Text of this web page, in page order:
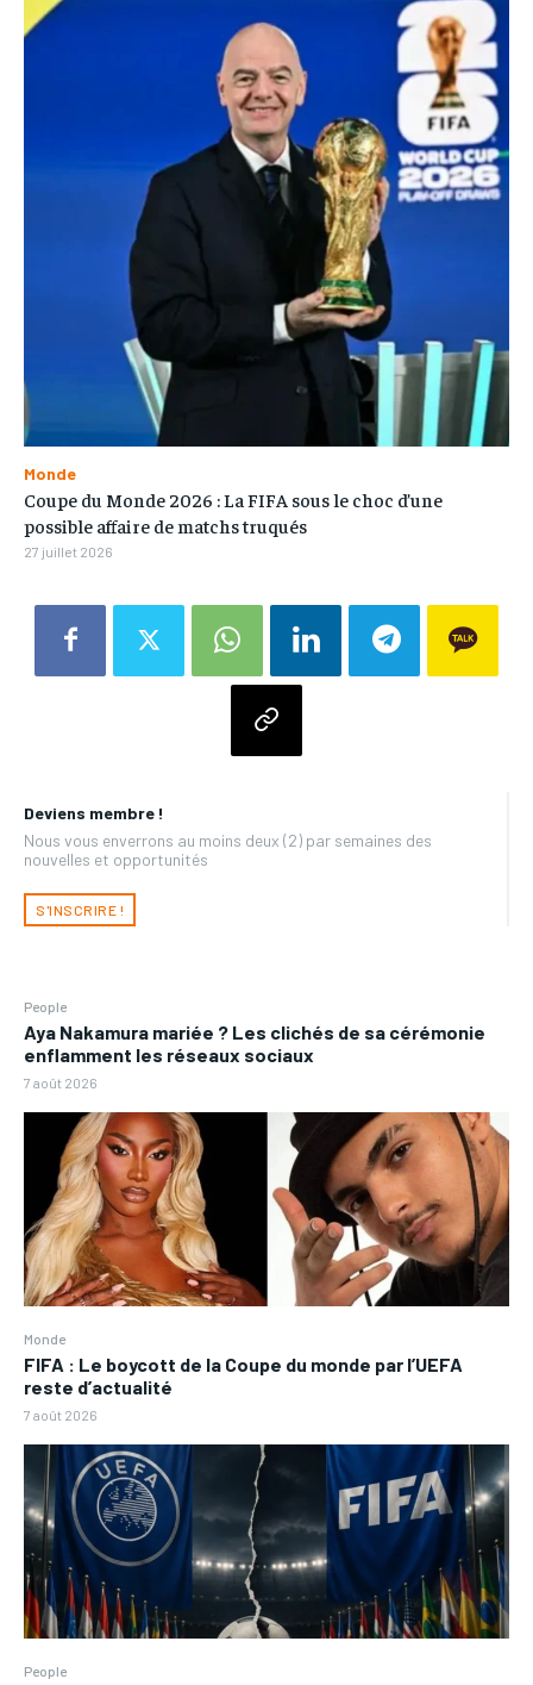
Deviens membre !
Nous vous enverrons au moins deux (2) par semaines des
nouvelles et opportunités
S'INSCRIRE !
People
Aya Nakamura mariée ? Les clichés de sa cérémonie
enflamment les réseaux sociaux
7 août 2026
Monde
FIFA : Le boycott de la Coupe du monde par l’UEFA
reste d’actualité
7 août 2026
People
Monde
Coupe du Monde 2026 : La FIFA sous le choc d’une
possible affaire de matchs truqués
27 juillet 2026